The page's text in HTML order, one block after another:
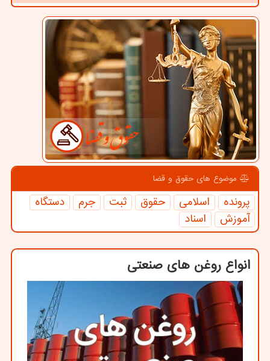
موضوع های حقوق و قضا
پرونده اسلامی حقوق ثبت جرم
دستگاه
آموزش
اسناد
انواع روغن های صنعتی